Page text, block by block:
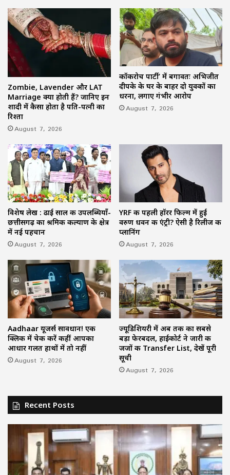
Zombie, Lavender और LAT
Marriage क्या होती हैं? जानिए इन
शादी में कैसा होता है पति-पत्नी का
रिश्ता
August 7, 2026
कॉकरोच पार्टी’ में बगावतः अभिजीत
दीपके के घर के बाहर दो युवकों का
धरना, लगाए गंभीर आरोप
August 7, 2026
विशेष लेख : ढाई साल की उपलब्धियाँ-
छत्तीसगढ़ का श्रमिक कल्याण के क्षेत्र
में नई पहचान
August 7, 2026
YRF की पहली हॉरर फिल्म में हुई
वरुण धवन की एंट्री? ऐसी है रिलीज की
प्लानिंग
August 7, 2026
Aadhaar यूजर्स सावधान! एक
क्लिक में चेक करें कहीं आपका
आधार गलत हाथों में तो नहीं
August 7, 2026
ज्यूडिशियरी में अब तक का सबसे
बड़ा फेरबदल, हाईकोर्ट ने जारी की
जजों की Transfer List, देखें पूरी
सूची
August 7, 2026
Recent Posts